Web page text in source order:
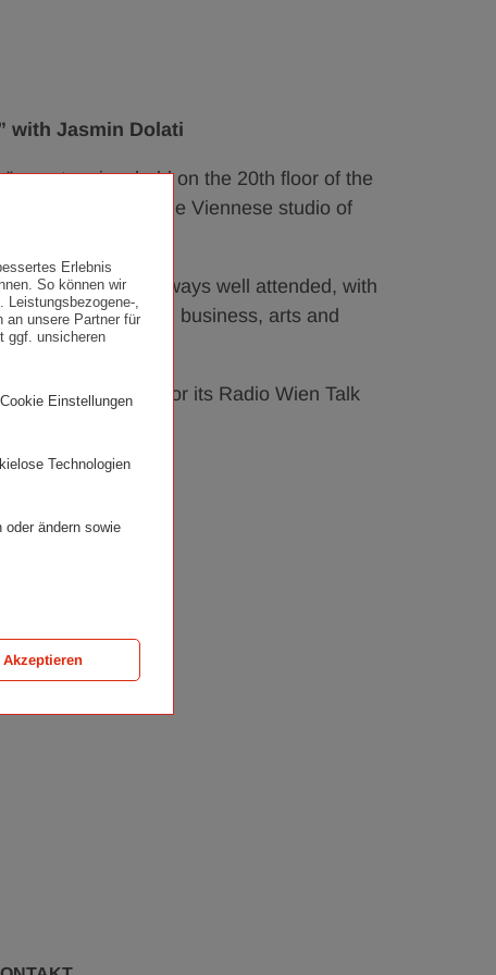
with Jasmin Dolati
event series, held on the 20th floor of the
cooperation with the Viennese studio of
society are always well attended, with
and academia, business, arts and
Radio Wien for its Radio Wien Talk
Erlebnis
So können wir
,
an unsere Partner für
ggf. unsicheren
Einstellungen
Technologien
ändern sowie